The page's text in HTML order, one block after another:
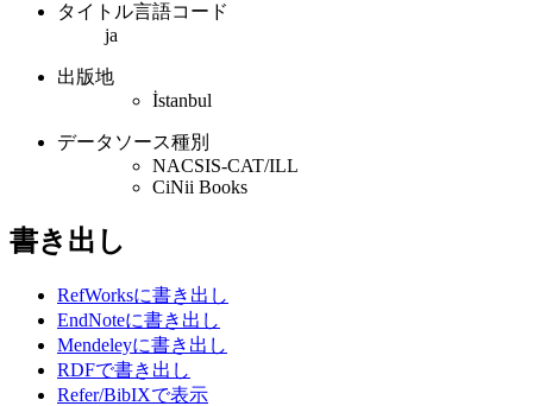
タイトル言語コード
ja
出版地
İstanbul
データソース種別
NACSIS-CAT/ILL
CiNii Books
書き出し
RefWorksに書き出し
EndNoteに書き出し
Mendeleyに書き出し
RDFで書き出し
Refer/BibIXで表示